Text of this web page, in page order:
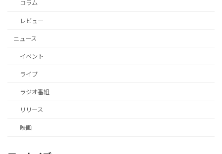
コラム
レビュー
ニュース
イベント
ライブ
ラジオ番組
リリース
映画